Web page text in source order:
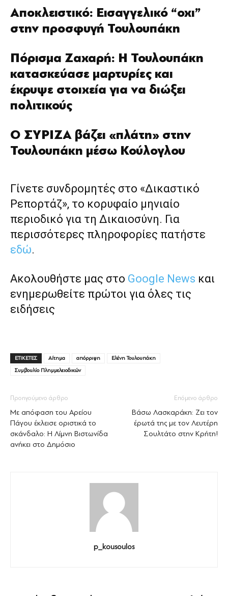
Αποκλειστικό: Εισαγγελικό “οχι”
στην προσφυγή Τουλουπάκη
Πόρισμα Ζαχαρή: Η Τουλουπάκη
κατασκεύασε μαρτυρίες και
έκρυψε στοιχεία για να διώξει
πολιτικούς
Ο ΣΥΡΙΖΑ βάζει «πλάτη» στην
Τουλουπάκη μέσω Κούλογλου
Γίνετε συνδρομητές στο «Δικαστικό
Ρεπορτάζ», το κορυφαίο μηνιαίο
περιοδικό για τη Δικαιοσύνη. Για
περισσότερες πληροφορίες πατήστε
εδώ.
Ακολουθήστε μας στο Google News και
ενημερωθείτε πρώτοι για όλες τις
ειδήσεις
ΕΤΙΚΕΤΕΣ Αίτημα απόρριψη
Ελένη Τουλουπάκη
Συμβουλίο Πλημμελειοδικών
Προηγούμενο άρθρο
Με απόφαση του Αρείου
Πάγου έκλεισε οριστικά το
σκάνδαλο: Η Λίμνη Βιστωνίδα
ανήκει στο Δημόσιο
Επόμενο άρθρο
Βάσω Λασκαράκη: Ζει τον
έρωτά της με τον Λευτέρη
Σουλτάτο στην Κρήτη!
p_kousoulos